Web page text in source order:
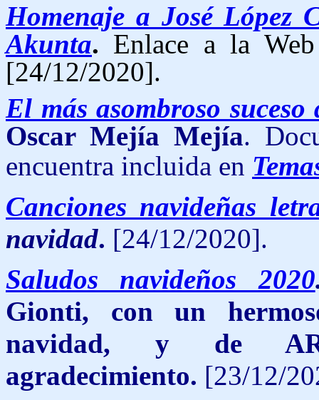
Homenaje a José López
Akunta. Enlace a la
[24/12/2020].
El más asombroso suceso
Oscar Mejía Mejía.
encuentra incluida en
Canciones navideñas
navidad. [24/12/2020].
Saludos navideños 2020
Gionti, con un
navidad, y de
agradecimiento. [23/12/